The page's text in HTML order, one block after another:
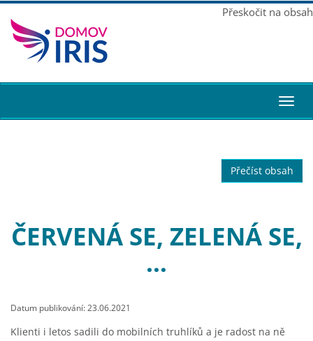
Přeskočit na obsah
Přečíst obsah
ČERVENÁ SE, ZELENÁ SE,
…
Datum publikování: 23.06.2021
Klienti i letos sadili do mobilních truhlíků a je radost na ně